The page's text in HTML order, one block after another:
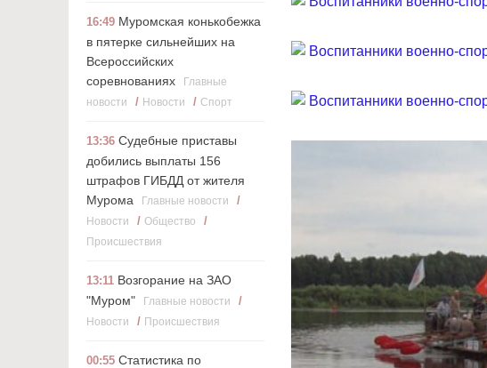
16:49 Муромская конькобежка
в пятерке сильнейших на
Всероссийских
соревнованиях
Главные
новости
/ Новости / Cпорт
13:36 Судебные приставы
добились выплаты 156
штрафов ГИБДД от жителя
Мурома
Главные новости /
Новости / Общество /
Происшествия
13:11 Возгорание на ЗАО
"Муром"
Главные новости /
Новости / Происшествия
00:55 Статистика по